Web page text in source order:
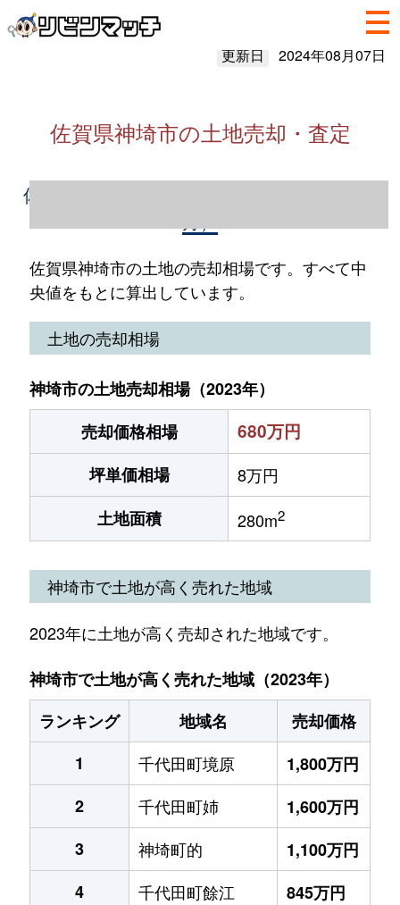
更新日 2024年08月07日
佐賀県神埼市の土地売却・査定
佐賀県神埼市の土地売却情報（2023年1～12
佐賀県神埼市の土地の売却相場です。すべて中
央値をもとに算出しています。
土地の売却相場
神埼市の土地売却相場（2023年）
売却価格相場
680万円
坪単価相場
8万円
土地面積
280m2
神埼市で土地が高く売れた地域
2023年に土地が高く売却された地域です。
神埼市で土地が高く売れた地域（2023年）
ランキング
地域名
売却価格
1
千代田町境原
1,800万円
2
千代田町姉
1,600万円
3
神埼町的
1,100万円
4
千代田町餘江
845万円